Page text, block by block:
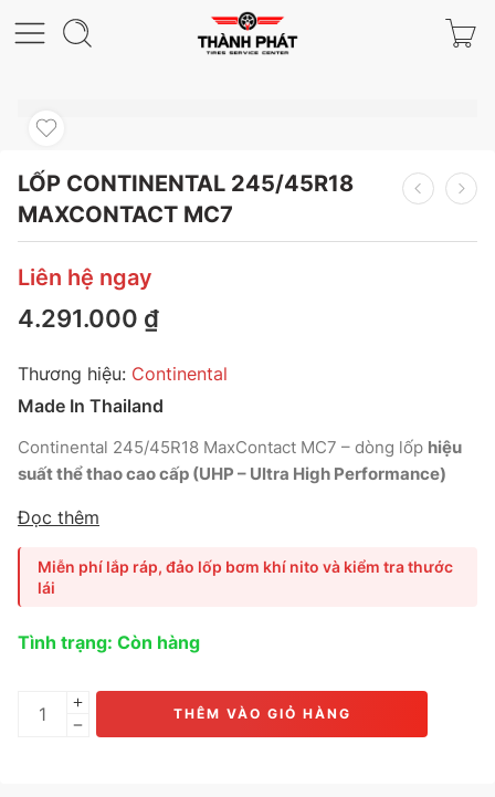
LỐP CONTINENTAL 245/45R18
MAXCONTACT MC7
Liên hệ ngay
Made In Thailand
4.291.000 ₫
Thương hiệu: Continental
Continental 245/45R18 MaxContact MC7 – dòng lốp hiệu
suất thể thao cao cấp (UHP – Ultra High Performance)
coupe thể thao
chính xác và độ bám đường tối đa.
Force Vector Pattern và hợp chất Adaptive Grip
Compound
cua và vận hành êm ái vượt mong đợi.
5 Series, Mercedes-Benz E-Class, Lexus ES, Toyota
Camry, Honda Accord.
Đọc thêm
Miễn phí lắp ráp, đảo lốp bơm khí nito và kiểm tra thước
lái
Tình trạng: Còn hàng
THÊM VÀO GIỎ HÀNG